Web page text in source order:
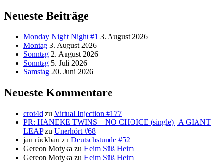
Neueste Beiträge
Monday Night Night #1 3. August 2026
Montag 3. August 2026
Sonntag 2. August 2026
Sonntag 5. Juli 2026
Samstag 20. Juni 2026
Neueste Kommentare
crot4d zu Virtual Injection #177
PR: HANEKE TWINS – NO CHOICE (single) | A GIANT
LEAPzu Unerhört #68
jan rückbau zu Deutschstunde #52
Gereon Motyka zu Heim Süß Heim
Gereon Motyka zu Heim Süß Heim